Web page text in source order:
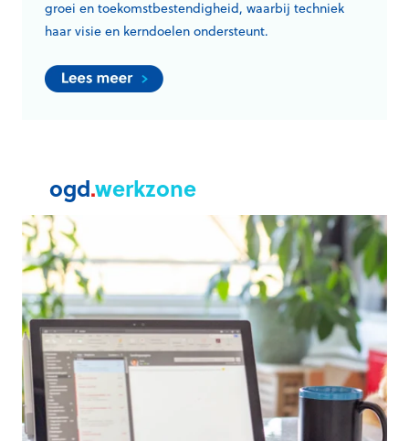
groei en toekomstbestendigheid, waarbij techniek
haar visie en kerndoelen ondersteunt.
ogd.werkzone